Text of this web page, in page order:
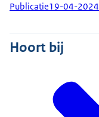
Publicatie19-04-2024
Hoort bij